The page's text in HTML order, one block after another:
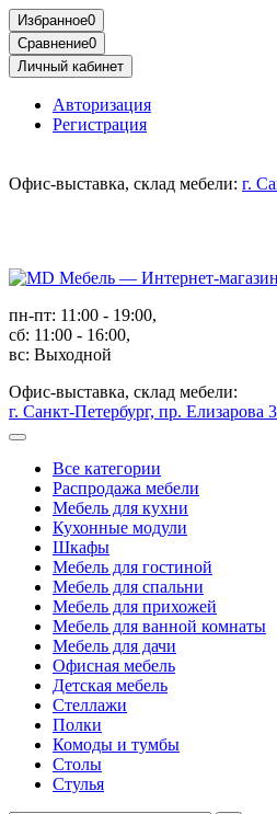
Избранное0
Сравнение0
Личный кабинет
Авторизация
Регистрация
Офис-выставка, склад мебели: г.
пн-пт: 11:00 - 19:00,
сб: 11:00 - 16:00,
вс: Выходной
Офис-выставка, склад мебели:
г. Санкт-Петербург, пр.
Все категории
Распродажа мебели
Мебель для кухни
Кухонные модули
Шкафы
Мебель для гостиной
Мебель для спальни
Мебель для прихожей
Мебель для ванной комнаты
Мебель для дачи
Офисная мебель
Детская мебель
Стеллажи
Полки
Комоды и тумбы
Столы
Стулья